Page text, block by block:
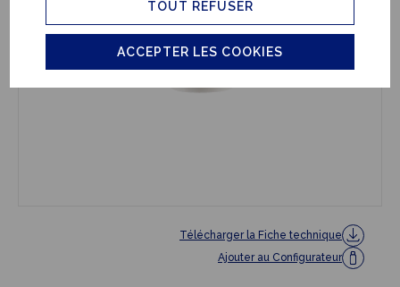
Télécharger la Fiche technique
Ajouter au Configurateur
TOUT REFUSER
ACCEPTER LES COOKIES